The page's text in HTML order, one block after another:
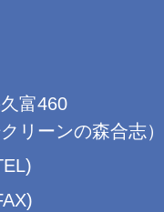
富460
リーンの森合志）